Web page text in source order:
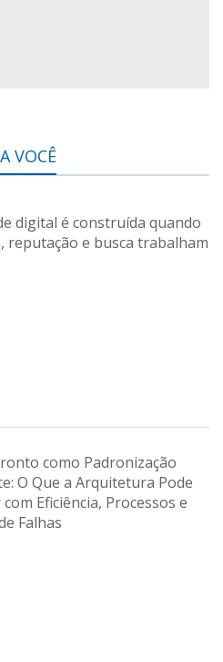
VOCÊ
digital é construída quando
reputação e busca trabalham
como Padronização
O Que a Arquitetura Pode
Eficiência, Processos e
Falhas